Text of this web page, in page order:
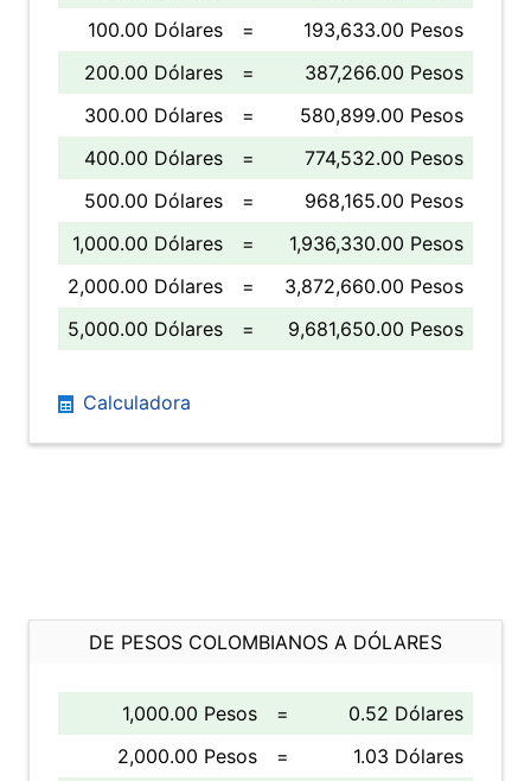
100.00 Dólares
=
193,633.00 Pesos
200.00 Dólares
=
387,266.00 Pesos
300.00 Dólares
=
580,899.00 Pesos
400.00 Dólares
=
774,532.00 Pesos
500.00 Dólares
=
968,165.00 Pesos
1,000.00 Dólares
=
1,936,330.00 Pesos
2,000.00 Dólares
=
3,872,660.00 Pesos
5,000.00 Dólares
= 9,681,650.00 Pesos
Calculadora
DE PESOS COLOMBIANOS A DÓLARES
1,000.00 Pesos =
0.52 Dólares
2,000.00 Pesos
=
1.03 Dólares